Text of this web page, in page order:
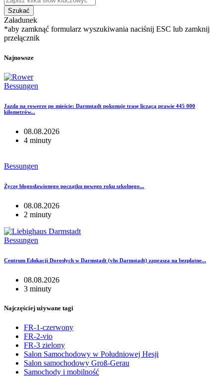
Szukać
Załadunek
*aby zamknąć formularz wyszukiwania naciśnij ESC lub zamknij
przełącznik
Najnowsze
Bessungen
Jazda na rowerze po mieście: Darmstadt pokonuje trasę liczącą prawie 445 000
kilometrów...
08.08.2026
4 minuty
Bessungen
Życzę błogosławionego początku nowego roku szkolnego...
08.08.2026
2 minuty
Bessungen
Centrum Edukacji Dorosłych w Darmstadt (vhs Darmstadt) zaprasza na bezpłatne...
08.08.2026
3 minuty
Najczęściej używane tagi
FR-1-czerwony
FR-2-vio
FR-3 zielony
Salon Samochodowy w Południowej Hesji
Salon samochodowy Groß-Gerau
Samochody i mobilność